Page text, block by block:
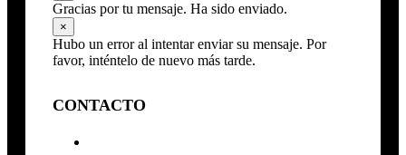
Gracias por tu mensaje. Ha sido enviado.
×
Hubo un error al intentar enviar su mensaje. Por
favor, inténtelo de nuevo más tarde.
CONTACTO